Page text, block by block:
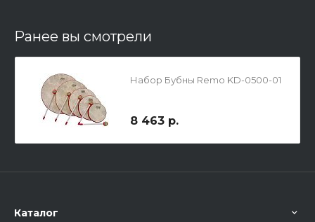
Ранее вы смотрели
Набор Бубны Remo KD-0500-01
8 463 р.
Каталог